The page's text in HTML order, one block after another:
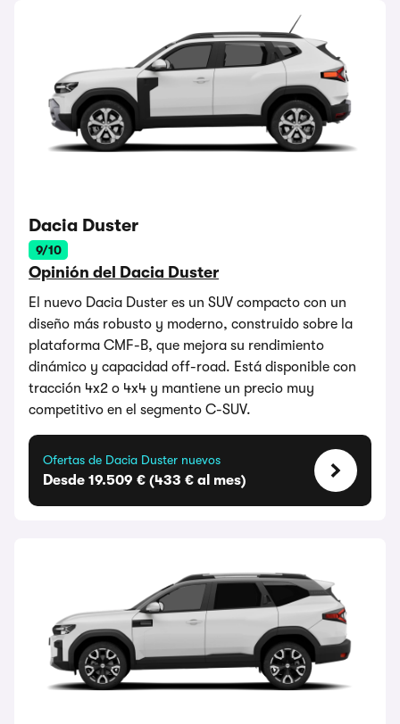
Dacia Duster
9/10
Opinión del Dacia Duster
El nuevo Dacia Duster es un SUV compacto con un
diseño más robusto y moderno, construido sobre la
plataforma CMF-B, que mejora su rendimiento
dinámico y capacidad off-road. Está disponible con
tracción 4x2 o 4x4 y mantiene un precio muy
competitivo en el segmento C-SUV.
Ofertas de Dacia Duster nuevos
Desde 19.509 € (433 € al mes)